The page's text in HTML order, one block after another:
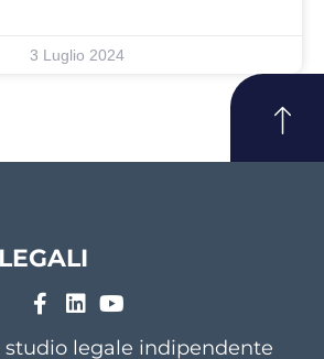
3 Luglio 2024
studio legale indipendente